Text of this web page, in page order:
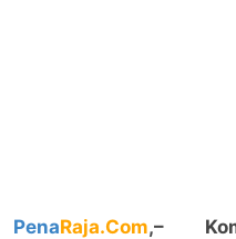
PenaRaja.Com,–